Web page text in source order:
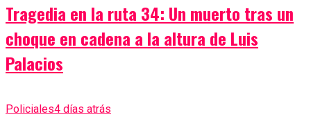
Tragedia en la ruta 34: Un muerto tras un
choque en cadena a la altura de Luis
Palacios
Policiales4 días atrás